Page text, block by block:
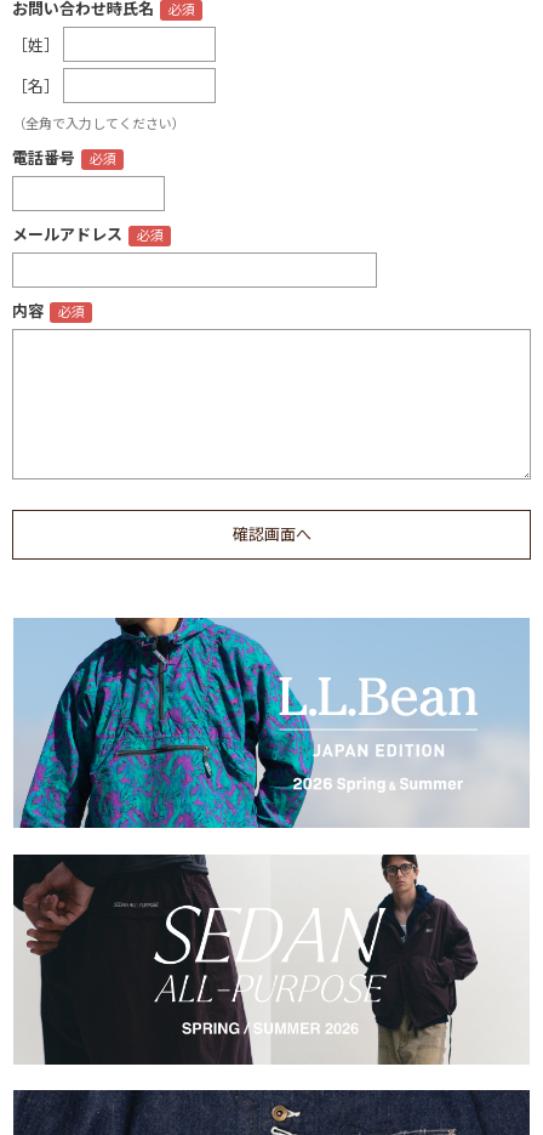
お問い合わせ時氏名
［姓］
［名］
（全角で入力してください）
電話番号
メールアドレス
内容